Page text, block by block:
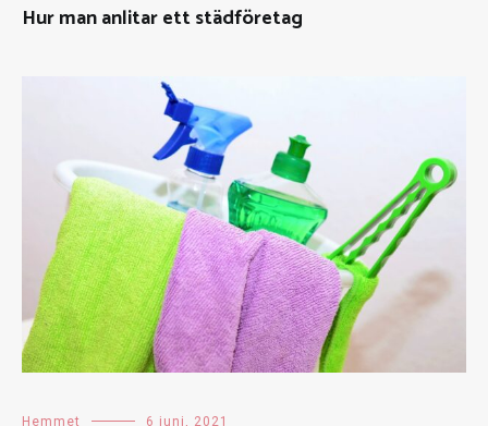
Hur man anlitar ett städföretag
Hemmet 6 juni, 2021